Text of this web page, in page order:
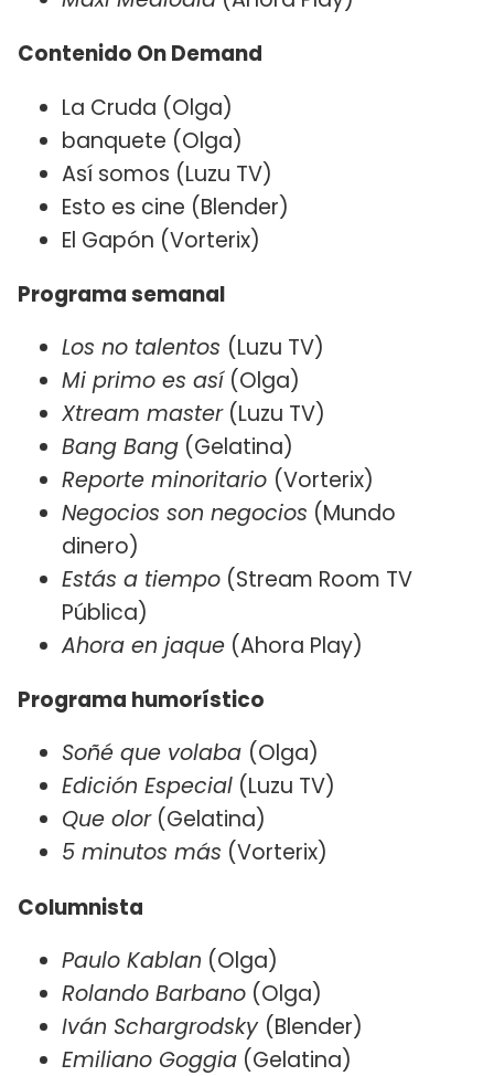
Contenido On Demand
La Cruda (Olga)
banquete (Olga)
Así somos (Luzu TV)
Esto es cine (Blender)
El Gapón (Vorterix)
Programa semanal
Los no talentos (Luzu TV)
Mi primo es así(Olga)
Xtream master(Luzu TV)
Bang Bang (Gelatina)
Reporte minoritario (Vorterix)
Negocios son negocios (Mundo
dinero)
Estás a tiempo (Stream Room TV
Pública)
Ahora en jaque (Ahora Play)
Programa humorístico
Soñé que volaba (Olga)
Edición Especial (Luzu TV)
Que olor(Gelatina)
5 minutos más (Vorterix)
Columnista
Paulo Kablan (Olga)
Rolando Barbano (Olga)
Iván Schargrodsky (Blender)
Emiliano Goggia (Gelatina)